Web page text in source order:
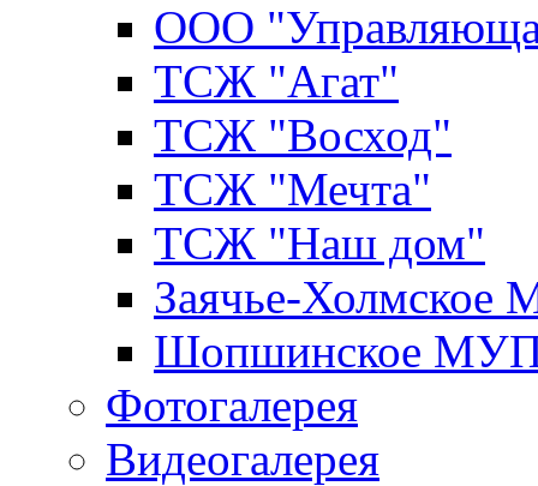
ООО
ТСЖ "Агат"
ТСЖ "Восход"
ТСЖ "Мечта"
ТСЖ "Наш дом"
Заячье-
Шопшинское
Фотогалерея
Видеогалерея